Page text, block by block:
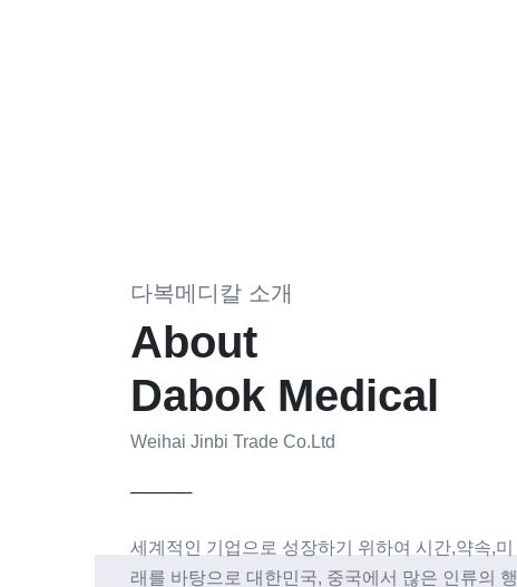
다복메디칼 소개
About
Dabok Medical
Weihai Jinbi Trade Co.Ltd
─────
세계적인 기업으로 성장하기 위하여 시간,약속,미
래를 바탕으로 대한민국, 중국에서 많은 인류의 행